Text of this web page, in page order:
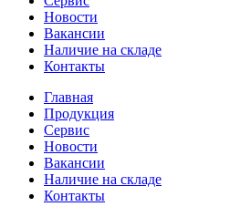
Новости
Вакансии
Наличие на складе
Контакты
Главная
Продукция
Сервис
Новости
Вакансии
Наличие на складе
Контакты